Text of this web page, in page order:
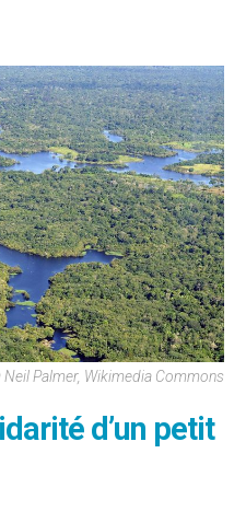
Palmer, Wikimedia Commons
d’un petit